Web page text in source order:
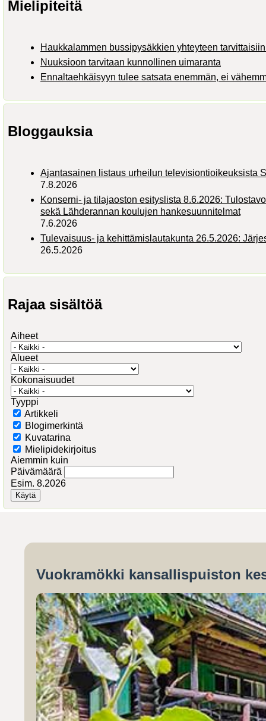
Mielipiteitä
Haukkalammen bussipysäkkien yhteyteen
Nuuksioon tarvitaan kunnollinen uimaranta
Ennaltaehkäisyyn tulee satsata enemmän, ei
Bloggauksia
Ajantasainen listaus urheilun televisiontioikeuksista
7.8.2026
Konserni- ja tilajaoston esityslista 8.6.2026:
sekä Lähderannan koulujen hankesuunnitelmat
7.6.2026
Tulevaisuus- ja kehittämislautakunta 26.5.2026:
26.5.2026
Rajaa sisältöä
Aiheet
Alueet
Kokonaisuudet
Tyyppi
Artikkeli
Blogimerkintä
Kuvatarina
Mielipidekirjoitus
Aiemmin kuin
Päivämäärä
Esim. 8.2026
Vuokramökki kansallispuiston